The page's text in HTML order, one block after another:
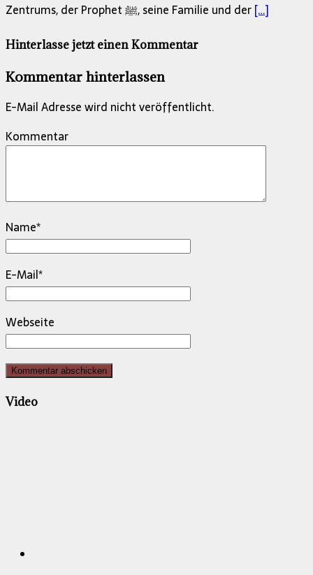
Zentrums, der Prophet ﷺ, seine Familie und der[…]
Hinterlasse jetzt einen Kommentar
Kommentar hinterlassen
E-Mail Adresse wird nicht veröffentlicht.
Kommentar
Name*
E-Mail*
Webseite
Video